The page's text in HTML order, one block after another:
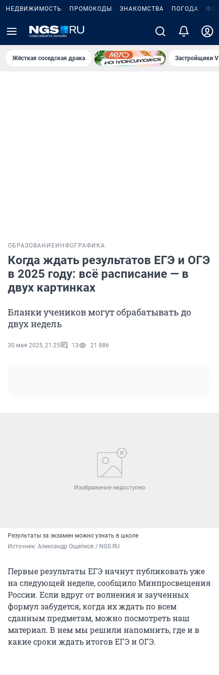
НЕДВИЖИМОСТЬ ПРОМОКОДЫ ЗНАКОМСТВА ПОГОДА
Жёсткая соседская драка Застройщики
ОБРАЗОВАНИЕ ИНФОГРАФИКА
Когда ждать результатов ЕГЭ и ОГЭ
в 2025 году: всё расписание — в
двух картинках
Бланки учеников могут обрабатывать до
двух недель
30 мая 2025, 21:25 13 21 886
Результаты за экзамен можно узнать в школе
Источник: Александр Ощепков / NGS.RU
Первые результаты ЕГЭ начнут публиковать уже
на следующей неделе, сообщило Минпросвещения
России. Если вдруг от волнения и заученных
формул забудется, когда их ждать по всем
сданным предметам, можно посмотреть наш
материал. В нем мы решили напомнить, где и в
какие сроки ждать итогов ЕГЭ и ОГЭ.